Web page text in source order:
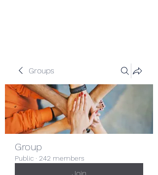
Groups
Group
Public · 242 members